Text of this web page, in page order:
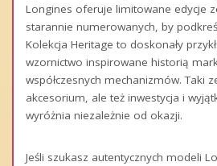
Longines oferuje limitowane edycje
starannie numerowanych, by
Kolekcja Heritage to doskonały
wzornictwo inspirowane historią
współczesnych mechanizmów. Taki
akcesorium, ale też inwestycja i
wyróżnia niezależnie od okazji.
Jeśli szukasz autentycznych modeli